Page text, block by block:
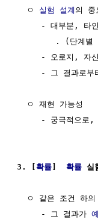
  ㅇ
실험 설계 의 중
- 대부분, 타
. (단계별
- 오로지, 자
- 그 결과로부
  ㅇ 재현 가능성
     - 궁극적으로,
3. [확률] 확률 실
  ㅇ 같은 조건 하의
     - 그 결과가